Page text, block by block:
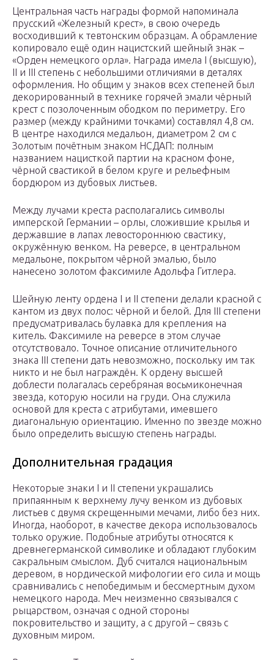
Центральная часть награды формой напоминала
прусский «Железный крест», в свою очередь
восходивший к тевтонским образцам. А обрамление
копировало ещё один нацистский шейный знак –
«Орден немецкого орла». Награда имела I (высшую),
II и III степень с небольшими отличиями в деталях
оформления. Но общим у знаков всех степеней был
декорированный в технике горячей эмали чёрный
крест с позолоченным ободком по периметру. Его
размер (между крайними точками) составлял 4,8 см.
В центре находился медальон, диаметром 2 см с
Золотым почётным знаком НСДАП: полным
названием нацисткой партии на красном фоне,
чёрной свастикой в белом круге и рельефным
бордюром из дубовых листьев.
Между лучами креста располагались символы
имперской Германии – орлы, сложившие крылья и
державшие в лапах левостороннюю свастику,
окружённую венком. На реверсе, в центральном
медальоне, покрытом чёрной эмалью, было
нанесено золотом факсимиле Адольфа Гитлера.
Шейную ленту ордена I и II степени делали красной с
кантом из двух полос: чёрной и белой. Для III степени
предусматривалась булавка для крепления на
китель. Факсимиле на реверсе в этом случае
отсутствовало. Точное описание отличительного
знака III степени дать невозможно, поскольку им так
никто и не был награждён. К ордену высшей
доблести полагалась серебряная восьмиконечная
звезда, которую носили на груди. Она служила
основой для креста с атрибутами, имевшего
диагональную ориентацию. Именно по звезде можно
было определить высшую степень награды.
Дополнительная градация
Некоторые знаки I и II степени украшались
припаянным к верхнему лучу венком из дубовых
листьев с двумя скрещенными мечами, либо без них.
Иногда, наоборот, в качестве декора использовалось
только оружие. Подобные атрибуты относятся к
древнегерманской символике и обладают глубоким
сакральным смыслом. Дуб считался национальным
деревом, в нордической мифологии его сила и мощь
сравнивались с непобедимым и бессмертным духом
немецкого народа. Меч неизменно связывался с
рыцарством, означая с одной стороны
покровительство и защиту, а с другой – связь с
духовным миром.